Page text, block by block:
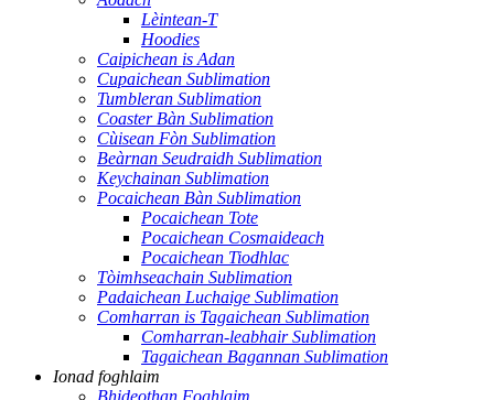
Lèintean-T
Hoodies
Caipichean is Adan
Cupaichean Sublimation
Tumbleran Sublimation
Coaster Bàn Sublimation
Cùisean Fòn Sublimation
Beàrnan Seudraidh Sublimation
Keychainan Sublimation
Pocaichean Bàn Sublimation
Pocaichean Tote
Pocaichean Cosmaideach
Pocaichean Tiodhlac
Tòimhseachain Sublimation
Padaichean Luchaige Sublimation
Comharran is Tagaichean Sublimation
Comharran-leabhair Sublimation
Tagaichean Bagannan Sublimation
Ionad foghlaim
Bhideothan Foghlaim